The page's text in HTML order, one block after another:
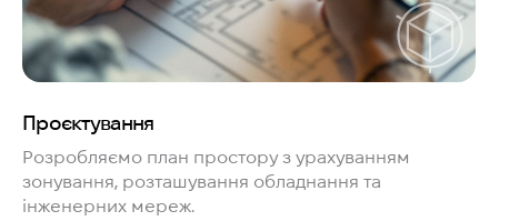
Проєктування
Розробляємо план простору з урахуванням
зонування, розташування обладнання та
інженерних мереж.